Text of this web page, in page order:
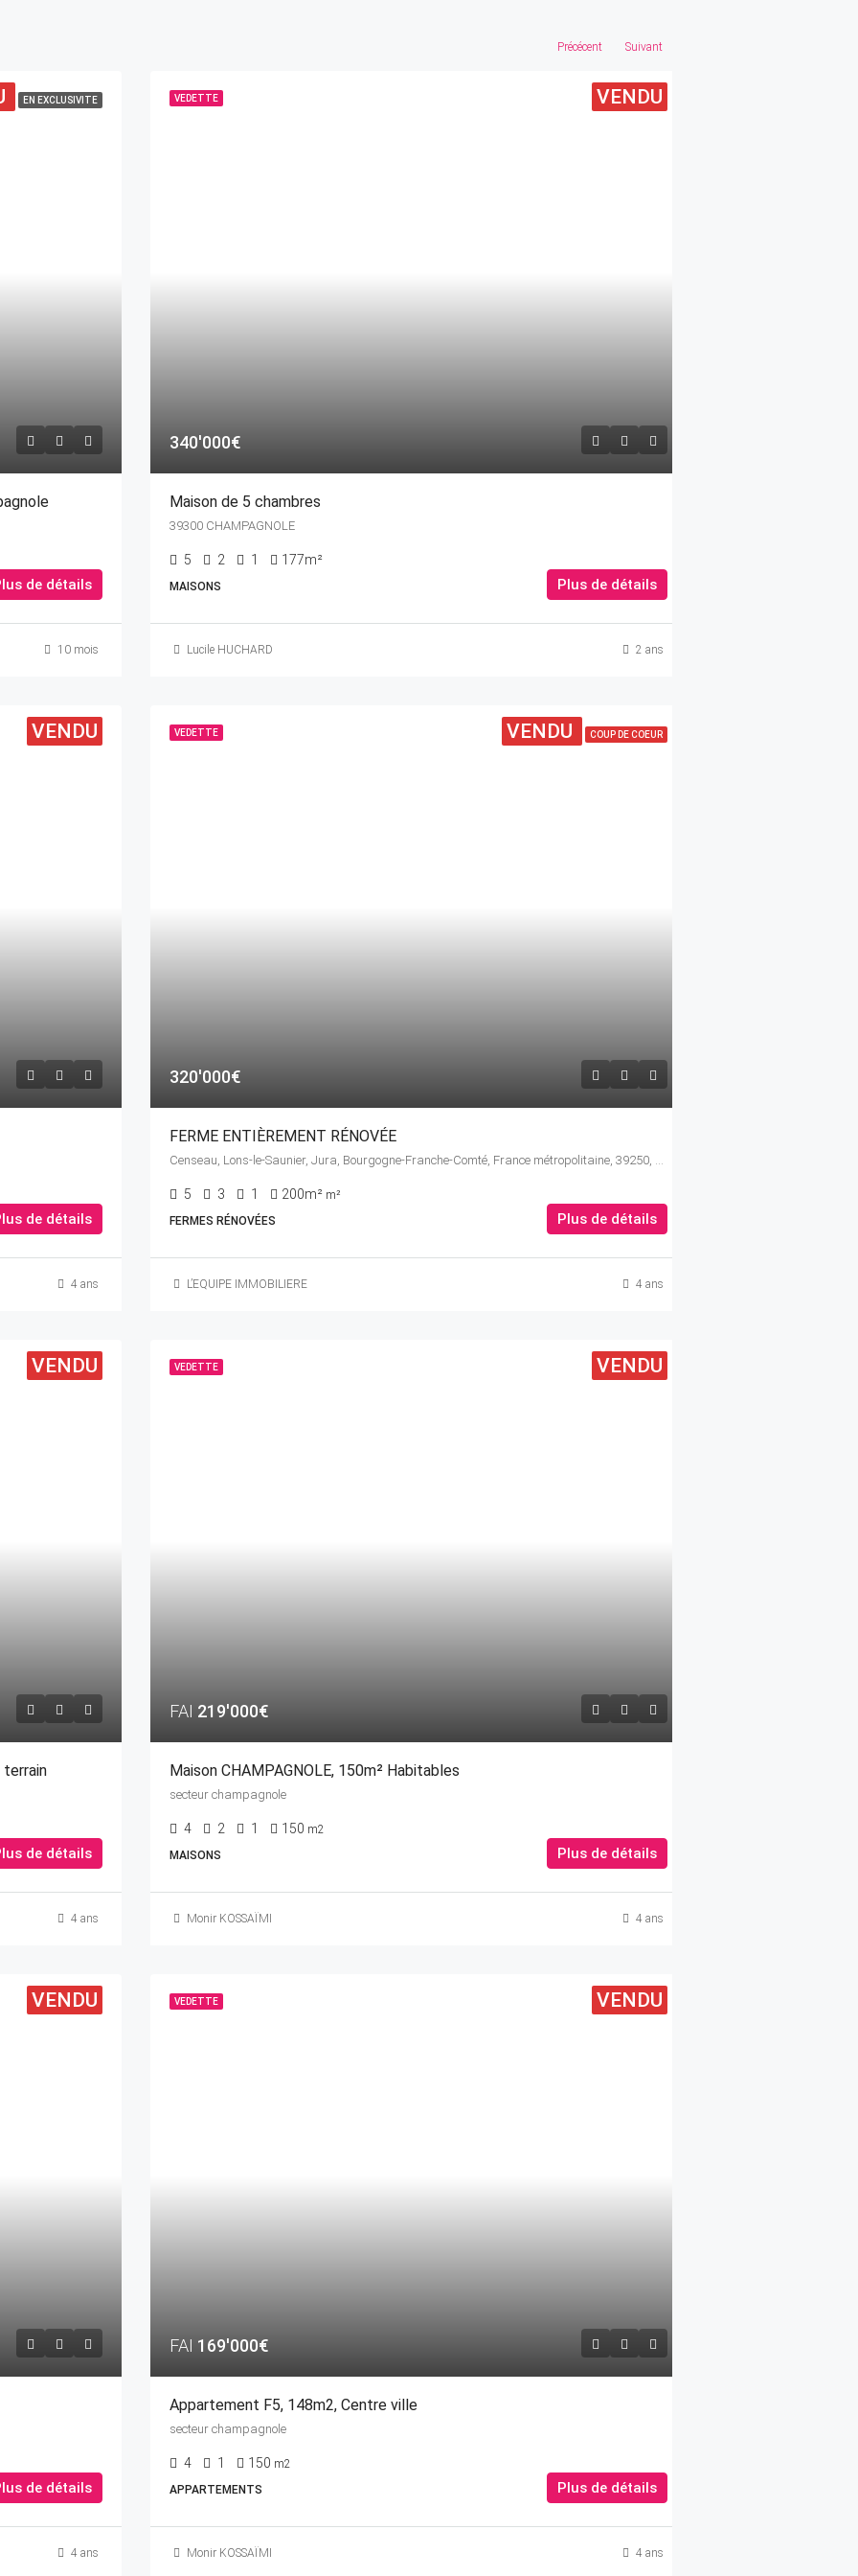
Précécent Suivant
EN EXCLUSIVITE
de détails
10 mois
VEDETTE VENDU
340'000€
Maison de 5 chambres
39300 CHAMPAGNOLE
5 2 1 177m²
MAISONS Plus de détails
Lucile HUCHARD 2 ans
VENDU
de détails
4 ans
VEDETTE VENDU COUP DE COEUR
320'000€
FERME ENTIÈREMENT RÉNOVÉE
Censeau, Lons-le-Saunier, Jura, Bourgogne-Franche-Comté, France métropolitaine, 39250, France
5 3 1 200m² m²
FERMES RÉNOVÉES
Plus de détails
L’EQUIPE IMMOBILIERE 4 ans
VENDU
terrain
de détails
4 ans
VEDETTE VENDU
FAI 219'000€
Maison CHAMPAGNOLE, 150m² Habitables
secteur champagnole
4 2 1 150 m2
MAISONS
Plus de détails
Monir KOSSAÏMI 4 ans
VENDU
de détails
4 ans
VEDETTE VENDU
FAI 169'000€
Appartement F5, 148m2, Centre ville
secteur champagnole
4 1 150 m2
APPARTEMENTS
Plus de détails
Monir KOSSAÏMI 4 ans